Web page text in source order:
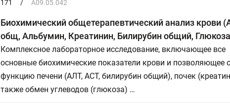
171 / A09.05.042
Биохимический общетерапевтический анализ крови
общ, Альбумин, Креатинин, Билирубин общий,
Комплексное лабораторное исследование, включающее все
основные биохимические показатели крови и позволяющее
функцию печени (АЛТ, АСТ, билирубин общий), почек
также обмен углеводов (глюкоза) …